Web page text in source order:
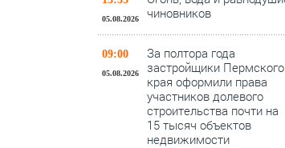
05.08.2026
чиновников
09:00
05.08.2026
За полтора года
застройщики Пермского
края оформили права
участников долевого
строительства почти на
15 тысяч объектов
недвижимости